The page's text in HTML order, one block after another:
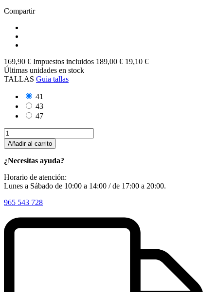
Compartir
169,90 € Impuestos incluidos 189,00 € 19,10 €
Últimas unidades en stock
TALLAS Guia tallas
41
43
47
Añadir al carrito
¿Necesitas ayuda?
Horario de atención:
Lunes a Sábado de 10:00 a 14:00 / de 17:00 a 20:00.
965 543 728